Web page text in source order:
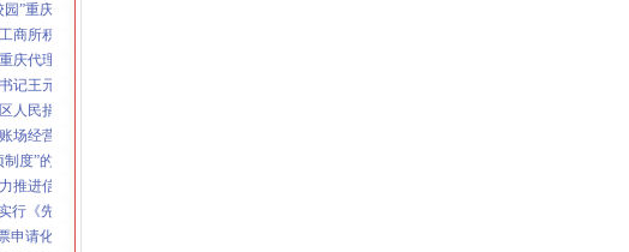
商所积造工商巡逻车流动岗哨
庆代理记账场震救灾工作
记王元楷率队到北碚局东所了解灾
人民捐款捐物
场经营秩序取得实效
度”的重庆代理记账完善
推进信用信息建设
行《先行赔付制度》
申请化政务信息工作
税构筑食品安全防火墙